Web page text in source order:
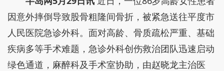
因意外摔倒导致股骨粗隆间骨折，被紧急送往平度市
人民医院急诊外科。面对高龄、骨质疏松严重、基础
疾病多等手术难题，急诊外科创伤救治团队迅速启动
绿色通道，麻醉科及手术室协助，由赵晓龙主治医